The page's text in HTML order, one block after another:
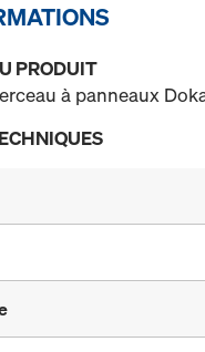
PRODUIT
à panneaux